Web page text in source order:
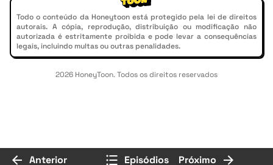
Todo o conteúdo da Honeytoon está protegido pela lei de direitos
autorais. A cópia, reprodução, distribuição ou modificação não
autorizada é estritamente proibida e pode levar a consequências
legais, incluindo multas ou outras penalidades.
2026 HoneyToon. Todos os direitos reservados
Anterior Episódios Próximo